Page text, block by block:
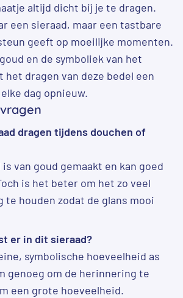
altijd dicht bij je te dragen.
een sieraad, maar een tastbare
geeft op moeilijke momenten.
en de symboliek van het
dragen van deze bedel een
dag opnieuw.
dragen tijdens douchen of
van goud gemaakt en kan goed
is het beter om het zo veel
te houden zodat de glans mooi
er in dit sieraad?
symbolische hoeveelheid as
genoeg om de herinnering te
een grote hoeveelheid.